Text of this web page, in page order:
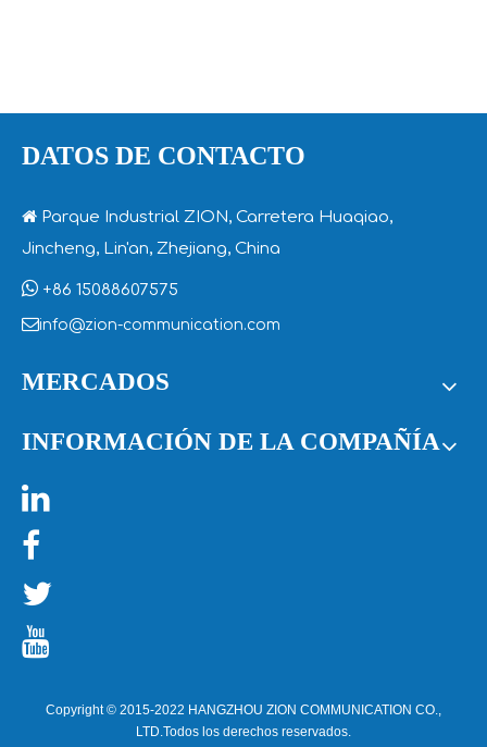
DATOS DE CONTACTO
 Parque Industrial ZION, Carretera Huaqiao,
Jincheng, Lin'an, Zhejiang, China
 +86 15088607575
info@zion-communication.com
MERCADOS
INFORMACIÓN DE LA COMPAÑÍA




Copyright © 2015-2022 HANGZHOU ZION COMMUNICATION CO.,
LTD.Todos los derechos reservados.